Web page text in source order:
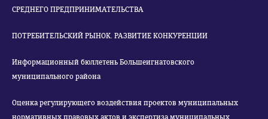
СРЕДНЕГО ПРЕДПРИНИМАТЕЛЬСТВА
ПОТРЕБИТЕЛЬСКИЙ РЫНОК. РАЗВИТИЕ КОНКУРЕНЦИИ
Информационный бюллетень Большеигнатовского
муниципального района
Оценка регулирующего воздействия проектов муниципальных
нормативных правовых актов и экспертиза муниципальных